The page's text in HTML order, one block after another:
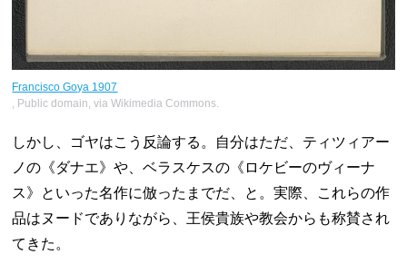
Francisco Goya 1907
, Public domain, via Wikimedia Commons.
しかし、ゴヤはこう反論する。自分はただ、ティツィアー
ノの《ダナエ》や、ベラスケスの《ロケビーのヴィーナ
ス》といった名作に倣ったまでだ、と。実際、これらの作
品はヌードでありながら、王侯貴族や教会からも称賛され
てきた。